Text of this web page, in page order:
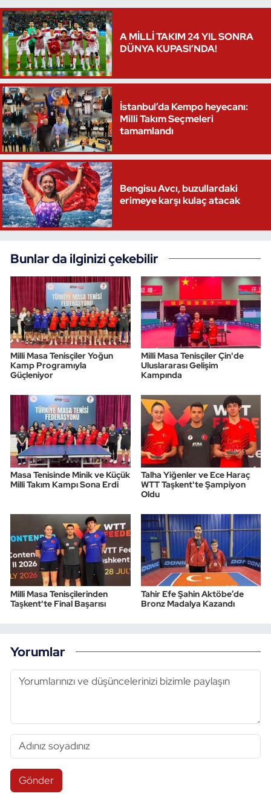
A MİLLİ TAKIM 24 YIL SONRA
DÜNYA KUPASI’NDA!
İstanbul’da Kempo heyecanı:
Milli Takım Seçmeleri
tamamlandı
Bengisu Avcı, buzullardaki
erimeye karşı kulaç atacak
Bunlar da ilginizi çekebilir
Milli Masa Tenisçiler Yoğun
Kamp Programıyla
Güçleniyor
Milli Masa Tenisçiler Çin'de
Uluslararası Gelişim
Kampında
Masa Tenisinde Minik ve Küçük
Milli Takım Kampı Sona Erdi
Talha Yiğenler ve Ece Haraç
WTT Taşkent'te Şampiyon
Oldu
Milli Masa Tenisçilerinden
Taşkent'te Final Başarısı
Tahir Efe Şahin Aktöbe’de
Bronz Madalya Kazandı
Yorumlar
Gönder
Triatlon
Voleybol
Vücut Geliştirme Fitness
Wushu Kungfu
Yelken
Yüzme